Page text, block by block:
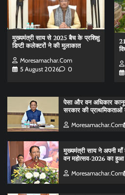
मुख्यमंत्री साय से 2025 बैच के प्रशिक्षु
डिप्टी कलेक्टरों ने की मुलाकात
Moresamachar.com
5 August 2026
0
पेसा और वन अधिकार कानून
सरकार की प्राथमिकताओं
Moresamachar.com
मुख्यमंत्री साय ने अपनी माँ
वन महोत्सव-2026 का
Moresamachar.com